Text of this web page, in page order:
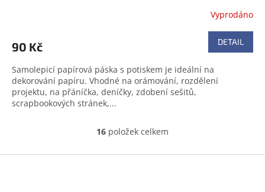
Vyprodáno
90 Kč DETAIL
Samolepicí papírová páska s potiskem je ideální na
dekorování papíru. Vhodné na orámování, rozdělení
projektu, na přáníčka, deníčky, zdobení sešitů,
scrapbookových stránek,...
O
l
16 položek celkem